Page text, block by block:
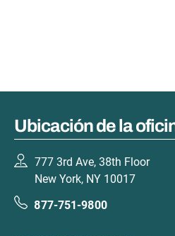
Ubicación de la
777 3rd Ave, 38th Floor
New York, NY 10017
877-751-9800